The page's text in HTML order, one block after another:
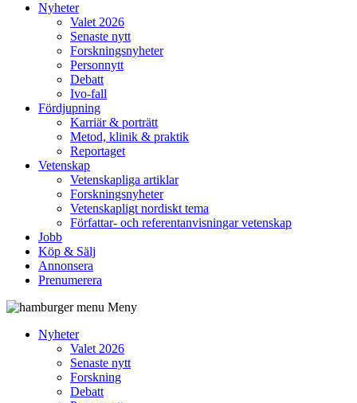
Nyheter
Valet 2026
Senaste nytt
Forskningsnyheter
Personnytt
Debatt
Ivo-fall
Fördjupning
Karriär & porträtt
Metod, klinik & praktik
Reportaget
Vetenskap
Vetenskapliga artiklar
Forskningsnyheter
Vetenskapligt nordiskt tema
Författar- och referentanvisningar vetenskap
Jobb
Köp & Sälj
Annonsera
Prenumerera
Meny
Nyheter
Valet 2026
Senaste nytt
Forskning
Debatt